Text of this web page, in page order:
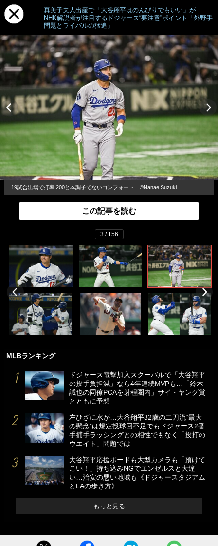
真美子夫人出産で「大谷翔平はのんびりでもいい」が…
NHK解説者が注目するドジャース“要注意”ポイント「外野手
問題とライバルの猛追」
19試合出場で打率.200と本調子でないコンフォート ©Nanae Suzuki
この記事を読む
3 / 156
MLBランキング
ドジャース電撃加入スクーバルで「大谷翔平
の投手負担減」なら4年連続MVPも…「鈴木
誠也の同僚PCAを射程圏内」サイ・ヤング賞
とともに予想
左ひざに水が…大谷翔平32歳の二刀流“最大
の懸念”は規定投球回不足でもドジャース2番
手捕手ラッシングとの相性でもなく「投打の
ウエイト」問題では
大谷翔平応援ボードも大型カメラも「預けて
こい！」持ち込みNGでエンゼルスと大違
い…治安の悪い地域も《ドジャースタジアム
とLAの歩き方》
もっと見る